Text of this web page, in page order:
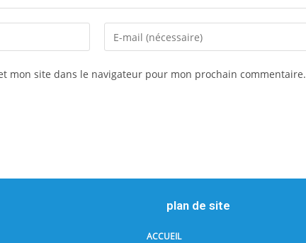
mon site dans le navigateur pour mon prochain commentaire.
plan de site
ACCUEIL